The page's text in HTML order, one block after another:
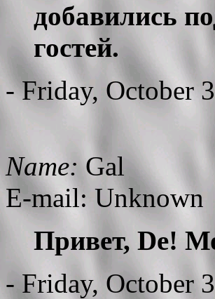
добавились
гостей.
- Friday, October
Name:Gal
E-mail: Unknown
Привет, De!
- Friday, October